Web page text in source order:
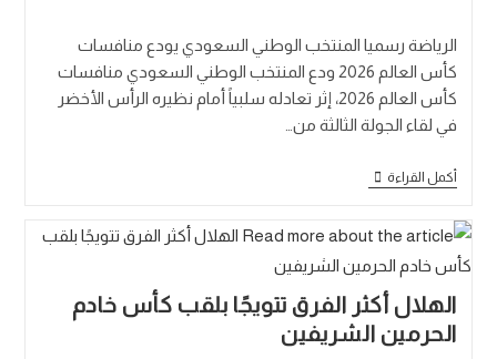
الرياضة رسميا المنتخب الوطني السعودي يودع منافسات
كأس العالم 2026 ودع المنتخب الوطني السعودي منافسات
كأس العالم 2026، إثر تعادله سلبياً أمام نظيره الرأس الأخضر
في لقاء الجولة الثالثة من…
أكمل القراءة
الهلال أكثر الفرق تتويجًا بلقب كأس خادم
الحرمين الشريفين